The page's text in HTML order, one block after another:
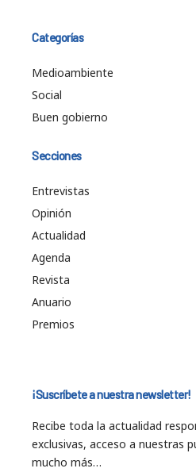
Categorías
Medioambiente
Social
Buen gobierno
Secciones
Entrevistas
Opinión
Actualidad
Agenda
Revista
Anuario
Premios
¡Suscríbete a nuestra newsletter!
Recibe toda la actualidad
exclusivas, acceso a nuestras
mucho más…